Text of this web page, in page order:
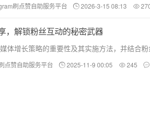
刷点赞自助服务平台 2026-3-15 08:13
，解锁粉丝互动的秘密武器
体增长策略的重要性及其实施方法，并结合
点赞自助服务平台 2025-11-9 00:05 245